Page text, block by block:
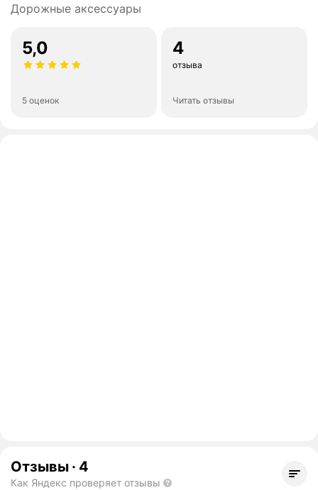
Дорожные аксессуары
5,0
5 оценок
4
отзыва
Читать отзывы
Отзывы · 4
Как Яндекс проверяет отзывы